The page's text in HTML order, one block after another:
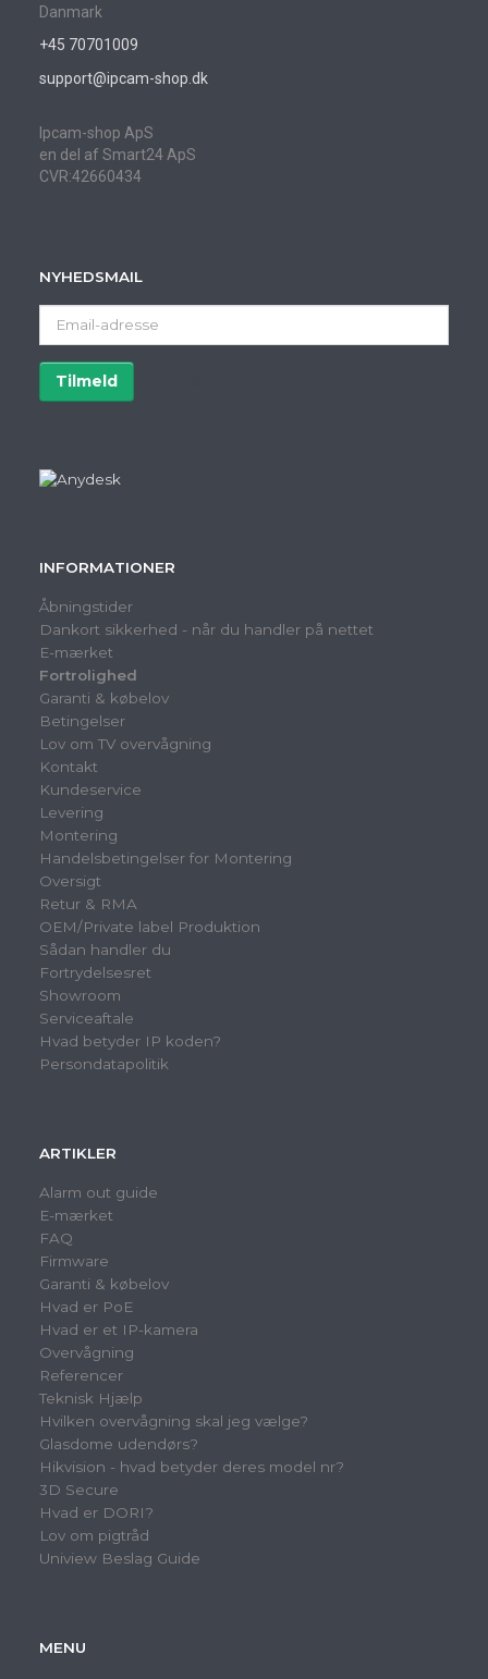
Danmark
+45 70701009
support@ipcam-shop.dk
Ipcam-shop ApS
en del af Smart24 ApS
CVR:42660434
NYHEDSMAIL
adresse
Tilmeld
INFORMATIONER
Åbningstider
Dankort sikkerhed - når du handler på nettet
E-mærket
Fortrolighed
Garanti & købelov
Betingelser
Lov om TV overvågning
Kontakt
Kundeservice
Levering
Montering
Handelsbetingelser for Montering
Oversigt
Retur & RMA
OEM/Private label Produktion
Sådan handler du
Fortrydelsesret
Showroom
Serviceaftale
Hvad betyder IP koden?
Persondatapolitik
ARTIKLER
Alarm out guide
E-mærket
FAQ
Firmware
Garanti & købelov
Hvad er PoE
Hvad er et IP-kamera
Overvågning
Referencer
Teknisk Hjælp
Hvilken overvågning skal jeg vælge?
Glasdome udendørs?
Hikvision - hvad betyder deres model nr?
3D Secure
Hvad er DORI?
Lov om pigtråd
Uniview Beslag Guide
MENU